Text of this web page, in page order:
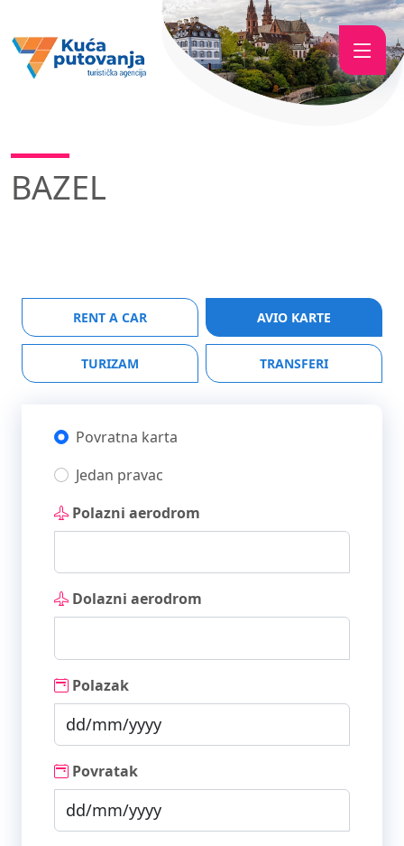
BAZEL
RENT A CAR AVIO KARTE
TURIZAM TRANSFERI
Povratna karta
Jedan pravac
Polazni aerodrom
Dolazni aerodrom
Polazak
Povratak